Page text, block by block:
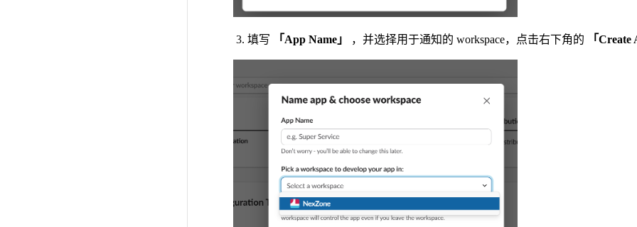
填写 「App Name」 ，并选择用于通知的 workspace，点击右下角的 「